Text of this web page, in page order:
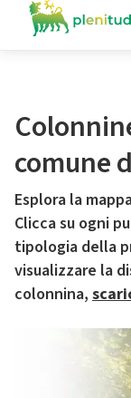
comune
Esplora la
Clicca su ogni
tipologia della
visualizzare la
colonnina,